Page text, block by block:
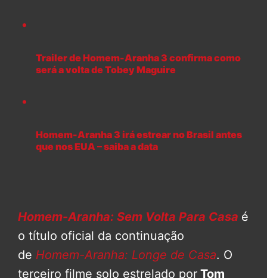
Trailer de Homem-Aranha 3 confirma como
será a volta de Tobey Maguire
Homem-Aranha 3 irá estrear no Brasil antes
que nos EUA – saiba a data
Homem-Aranha: Sem Volta Para Casa é
o título oficial da continuação
de Homem-Aranha: Longe de Casa. O
terceiro filme solo estrelado por Tom